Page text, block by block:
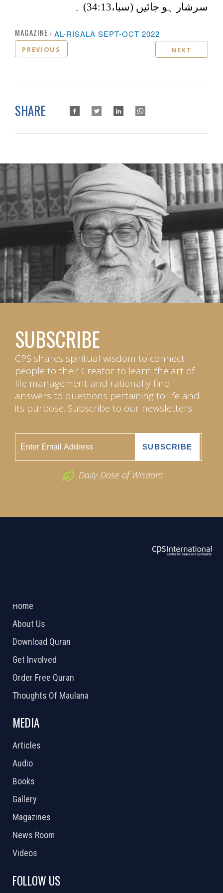
سرشار ہو جائیں (سبا،34:13) ۔
MAGAZINE : AL-RISALA SEPT-OCT 2022
PREVIOUS NEXT
SHARE
SUBSCRIBE
CPS shares spiritual wisdom to connect
people to their Creator to learn the art of
life management and rationally find
answers to questions pertaining to life and
its purpose. Subscribe to our newsletters.
Daily Dose of Wisdom
Home
About Us
Download Quran
Get Involved
Order Free Quran
Thoughts Of Maulana
MEDIA
Articles
Audio
Books
Gallery
Magazines
News Room
Videos
FOLLOW US